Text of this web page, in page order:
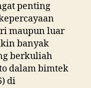
penting
maupun luar
banyak
berkuliah
dalam bimtek
di